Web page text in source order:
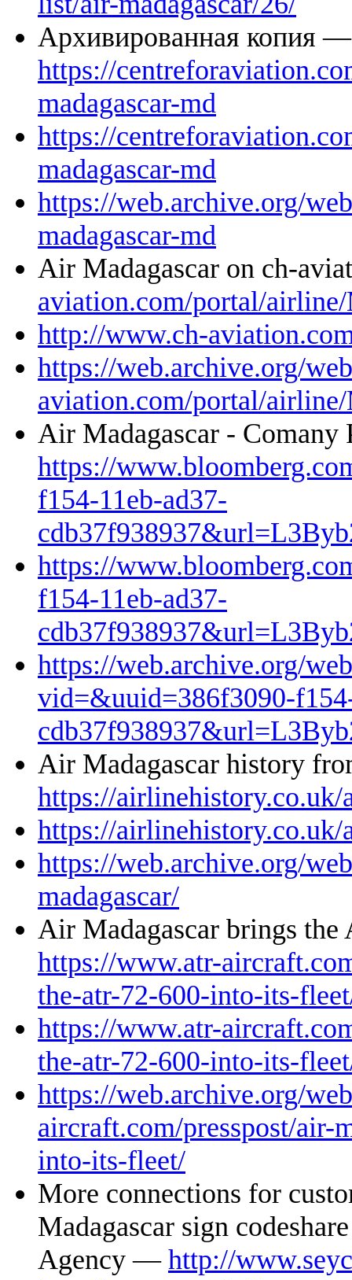
Архивированная копия —
https://
madagascar-md
https://
madagascar-md
https://web.archive.org/
madagascar-md
Air Madagascar on ch-
aviation.com/portal/
http://www.ch-
https://web.archive.org/
aviation.com/portal/
Air Madagascar -
https://
f154-11eb-ad37-
https://
f154-11eb-ad37-
https://web.archive.org/
vid=&uuid=386f3090-
Air Madagascar history
https://airlinehistory.co.uk/
https://airlinehistory.co.uk/
https://web.archive.org/
madagascar/
Air Madagascar brings
https://www.atr-
the-atr-72-600-into-its-
https://www.atr-
the-atr-72-600-into-its-
https://web.archive.org/
aircraft.com/presspost/air-
into-its-fleet/
More connections for
Madagascar sign
Agency — http://